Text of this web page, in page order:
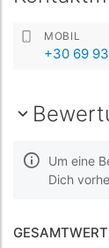
MOBIL
+30 69
Um eine
Dich